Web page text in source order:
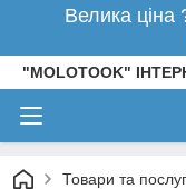
Велика ціна
"MOLOTOOK"
Товари та